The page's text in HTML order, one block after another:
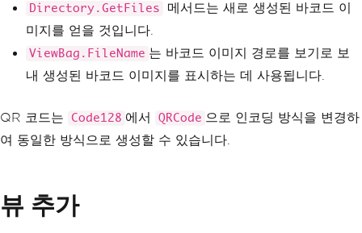
}
catch
{
// Handle any exceptions t
hat occur
return
View
();
}
Directory.GetFiles
메서드는 새로 생성된 바코드 이
미지를 얻을 것입니다.
ViewBag.FileName 는 바코드 이미지 경로를 보기로 보
내 생성된 바코드 이미지를 표시하는 데 사용됩니다.
QR 코드는 Code128 에서 QRCode 으로 인코딩 방식을 변경하
여 동일한 방식으로 생성할 수 있습니다.
뷰 추가